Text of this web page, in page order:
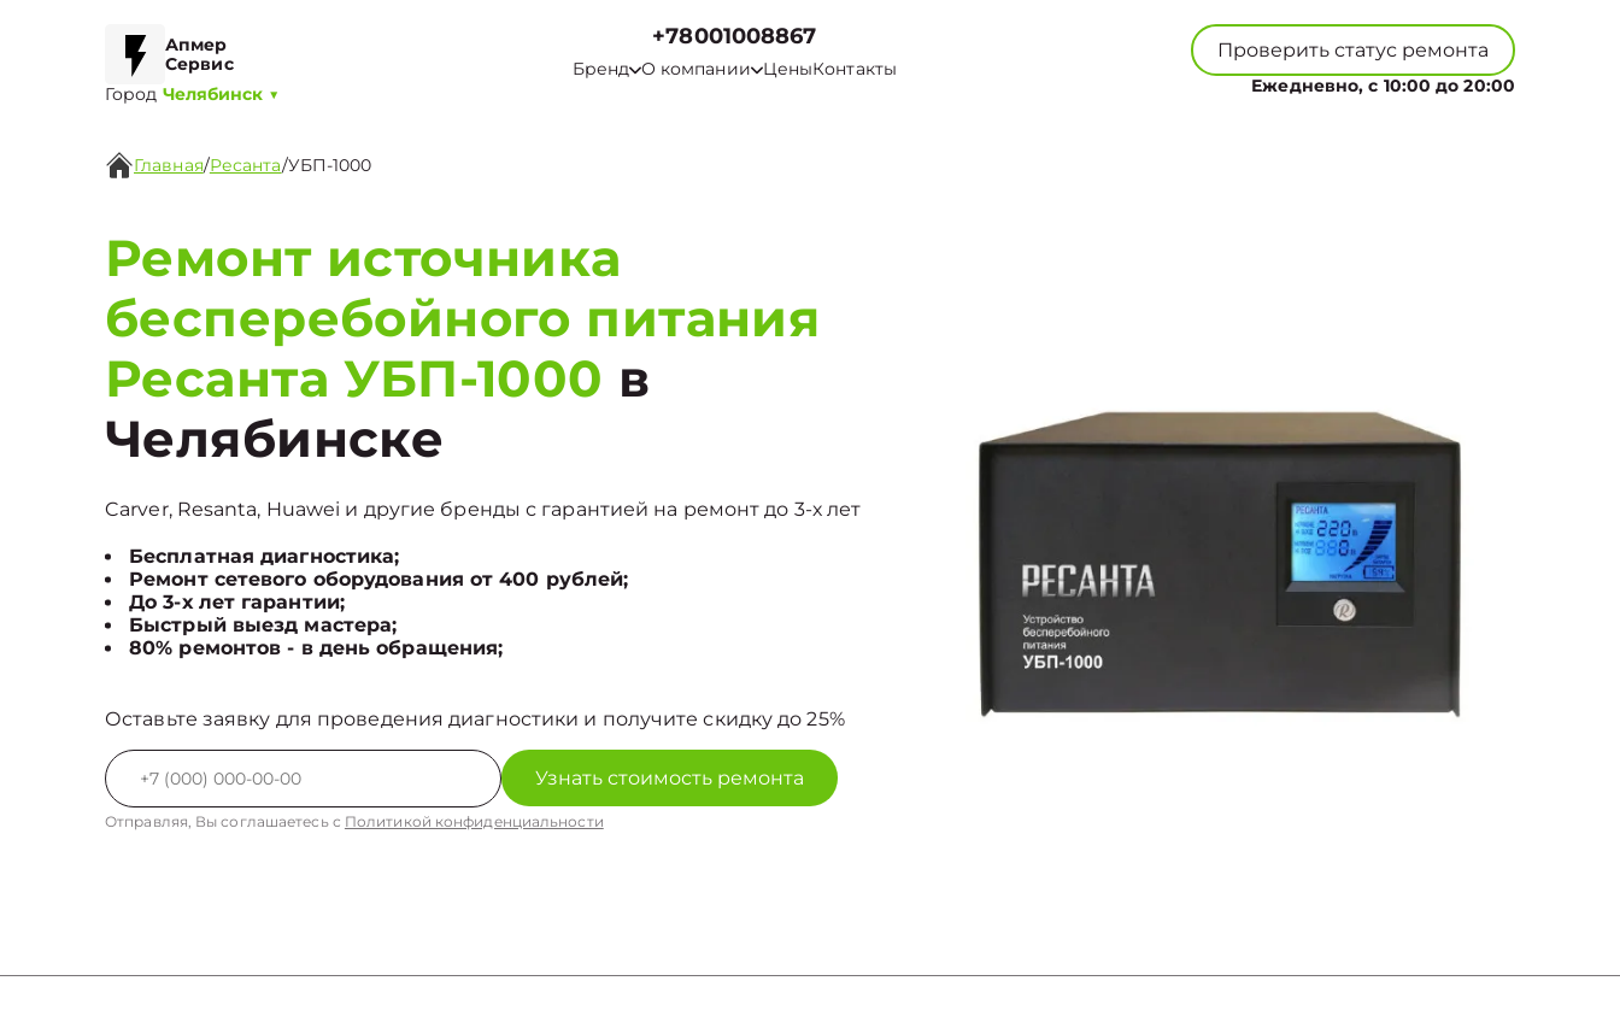
Апмер
Сервис
Город Челябинск ▼
+78001008867
Бренд О компании ЦеныКонтакты
Проверить статус ремонта
Ежедневно, с 10:00 до 20:00
Главная/Ресанта/УБП-1000
Ремонт источника
бесперебойного питания
Ресанта УБП-1000 в
Челябинске
Carver, Resanta, Huawei и другие бренды с гарантией на ремонт до 3-х лет
Бесплатная диагностика;
Ремонт сетевого оборудования от 400 рублей;
До 3-х лет гарантии;
Быстрый выезд мастера;
80% ремонтов - в день обращения;
Оставьте заявку для проведения диагностики и получите скидку до 25%
Узнать стоимость ремонта
Отправляя, Вы соглашаетесь с Политикой конфиденциальности